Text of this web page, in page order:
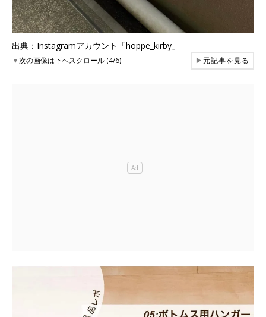
出典：Instagramアカウント「hoppe_kirby」
▼次の画像は下へスクロール (4/6) ▶元記事を見る